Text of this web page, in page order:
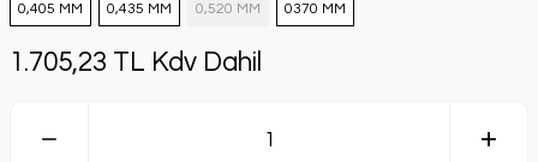
0,405 MM 0,435 MM 0,520 MM 0370 MM
1.705,23 TL Kdv Dahil